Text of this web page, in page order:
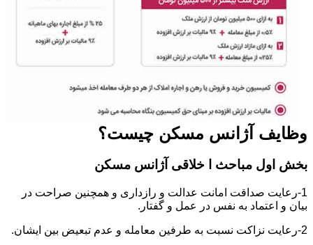
وظایف آژانس مسکن چیست؟
بخش اول مباحث ا خلاقی آژانس مسکن
1-رعایت صداقت امانت عدالت و رازداری و همچنین صراحت در
بیان و اعتماد به نفس در عمل و گفتار.
2-رعایت نزاکت نسبت به طرفین معامله و عدم تبعیض بین ایشان.